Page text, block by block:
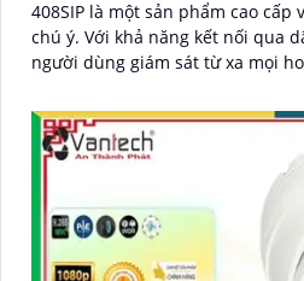
408SIP là một sản phẩm cao
chú ý. Với khả năng kết nối qua dây mạng, nó cho phép
người dùng giám sát từ xa mọi